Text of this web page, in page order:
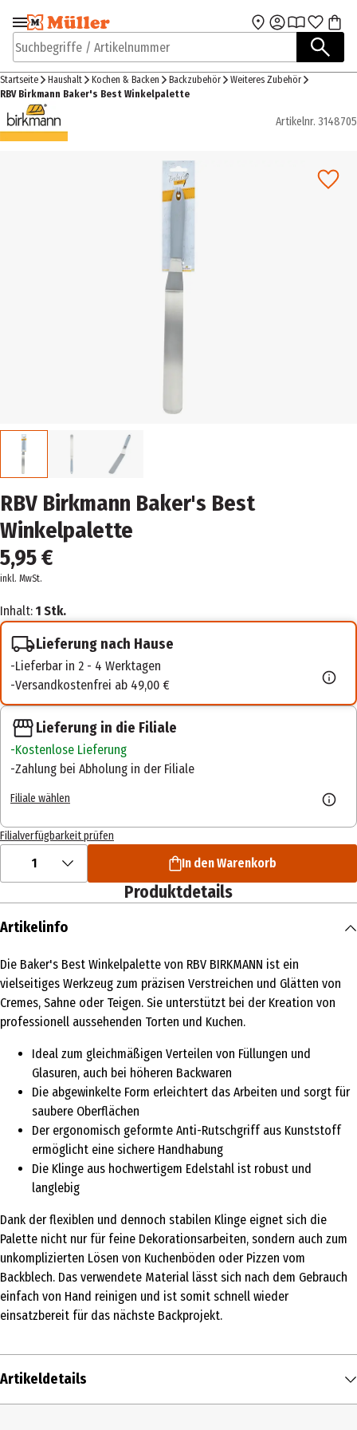
Zur Navigation
springen
Zum Hauptinhalt
Suchbegriffe / Artikelnummer
Startseite Haushalt Kochen & Backen Backzubehör
Weiteres Zubehör
RBV Birkmann Baker's Best Winkelpalette
Artikelnr. 3148705
RBV Birkmann Baker's Best
Winkelpalette
5,95 €
inkl. MwSt.
Inhalt: 1 Stk.
Lieferung nach Hause
Lieferbar in 2 - 4 Werktagen
Versandkostenfrei ab 49,00 €
Lieferung in die Filiale
Kostenlose Lieferung
Zahlung bei Abholung in der Filiale
Filiale wählen
Filialverfügbarkeit prüfen
1 In den Warenkorb
Produktdetails
Artikelinfo
Die Baker's Best Winkelpalette von RBV BIRKMANN ist ein
vielseitiges Werkzeug zum präzisen Verstreichen und Glätten von
Cremes, Sahne oder Teigen. Sie unterstützt bei der Kreation von
professionell aussehenden Torten und Kuchen.
Ideal zum gleichmäßigen Verteilen von Füllungen und
Glasuren, auch bei höheren Backwaren
Die abgewinkelte Form erleichtert das Arbeiten und sorgt für
saubere Oberflächen
Der ergonomisch geformte Anti-Rutschgriff aus Kunststoff
ermöglicht eine sichere Handhabung
Die Klinge aus hochwertigem Edelstahl ist robust und
langlebig
Dank der flexiblen und dennoch stabilen Klinge eignet sich die
Palette nicht nur für feine Dekorationsarbeiten, sondern auch zum
unkomplizierten Lösen von Kuchenböden oder Pizzen vom
Backblech. Das verwendete Material lässt sich nach dem Gebrauch
einfach von Hand reinigen und ist somit schnell wieder
einsatzbereit für das nächste Backprojekt.
Artikeldetails